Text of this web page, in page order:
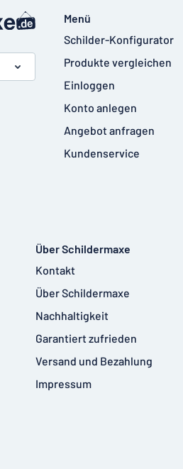
Menü
Schilder-Konfigurator
Produkte vergleichen
Einloggen
Konto anlegen
Angebot anfragen
Kundenservice
Über Schildermaxe
Kontakt
Über Schildermaxe
Nachhaltigkeit
Garantiert zufrieden
Versand und Bezahlung
Impressum